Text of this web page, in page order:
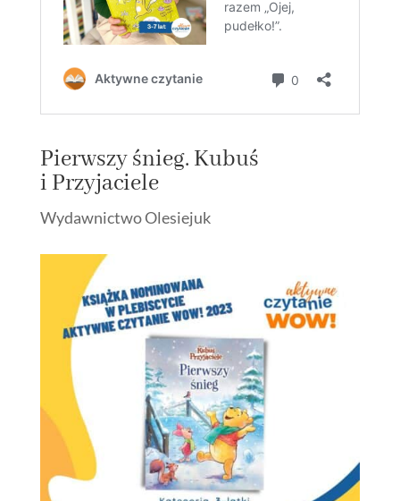
Pierwszy śnieg. Kubuś
i Przyjaciele
Wydawnictwo Olesiejuk